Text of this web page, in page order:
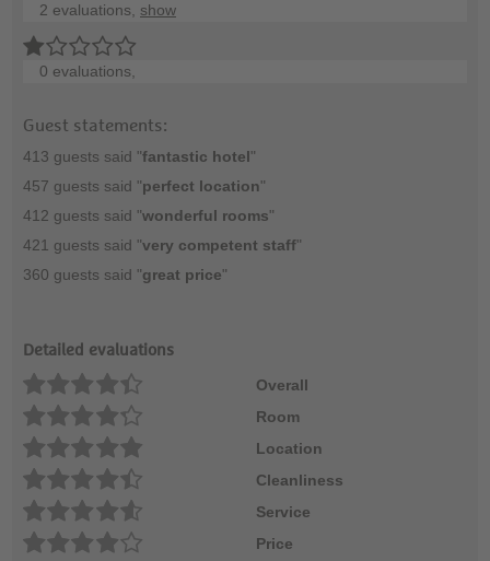
2 evaluations, show
0 evaluations,
Guest statements:
413 guests said "fantastic hotel"
457 guests said "perfect location"
412 guests said "wonderful rooms"
421 guests said "very competent staff"
360 guests said "great price"
Detailed evaluations
Overall
Room
Location
Cleanliness
Service
Price